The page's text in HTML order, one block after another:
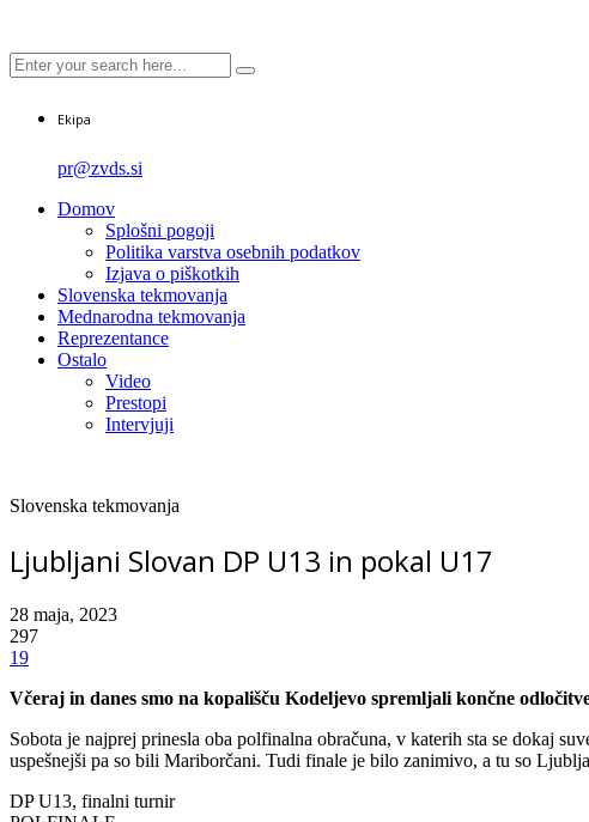
Ekipa
pr@zvds.si
Domov
Splošni pogoji
Politika varstva osebnih podatkov
Izjava o piškotkih
Slovenska tekmovanja
Mednarodna tekmovanja
Reprezentance
Ostalo
Video
Prestopi
Intervjuji
Slovenska tekmovanja
Ljubljani Slovan DP U13 in pokal U17
28 maja, 2023
297
19
Včeraj in danes smo na kopališču Kodeljevo spremljali končne
Sobota je najprej prinesla oba polfinalna obračuna, v katerih sta se dokaj
uspešnejši pa so bili Mariborčani. Tudi finale je bilo zanimivo, a tu so
DP U13, finalni turnir